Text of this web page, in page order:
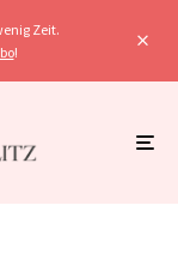
Zeit.
!